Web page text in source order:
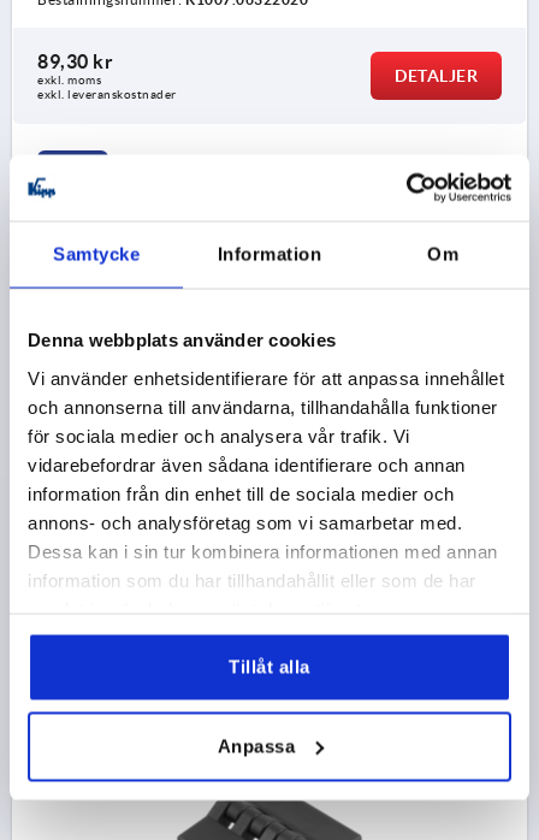
Samtycke Information Om
Denna webbplats använder cookies
Vi använder enhetsidentifierare för att anpassa innehållet
och annonserna till användarna, tillhandahålla funktioner
för sociala medier och analysera vår trafik. Vi
vidarebefordrar även sådana identifierare och annan
information från din enhet till de sociala medier och
annons- och analysföretag som vi samarbetar med.
Dessa kan i sin tur kombinera informationen med annan
information som du har tillhandahållit eller som de har
Tillåt alla
Anpassa
89,30 kr
exkl. moms
exkl. leveranskostnader
DETALJER
GÅNGJÄRN MED BUSSNING, MED FÄSTSKRUV 64X64,
TERMOPLAST SVART, A1=20, A2=20, A3=32, A4=32
LÄNGD=64 BREDD=64 D1=M8
D4=M8
HÅLAVSTÅND VÄNSTER=20
HÅLAVSTÅND HÖGER=20
BLADLÄNGD VÄNSTER=32
BLADLÄNGD HÖGER=32
B2=40
D2=5 D3=12 H=13 L=20 T=9
F1 N=4000
F2 N =1600
Beställningsnummer:K1007.08322020